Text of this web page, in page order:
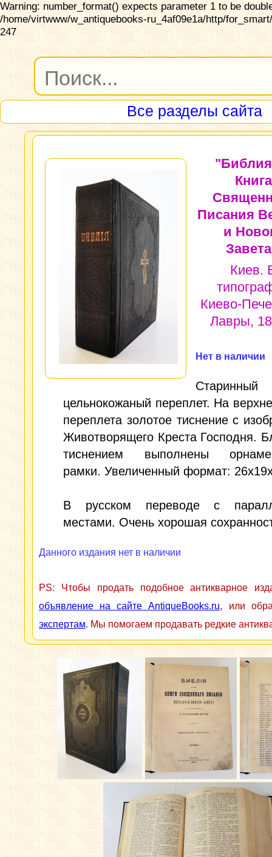
Warning: number_format() expects parameter 1 to be
/home/virtwww/w_antiquebooks-ru_4af09e1a/http/
247
Все разделы сайта
Книга
Писания
и
Киев.
Киево-
Лавры,
Нет в наличии
Старинный
цельнокожаный переплет. На
переплета золотое тиснение с
Животворящего Креста Господня.
тиснением выполнены
рамки. Увеличенный формат:
В русском переводе с
местами. Очень хорошая
Данного издания нет в наличии
PS: Чтобы продать подобное антикварное
объявление на сайте AntiqueBooks.ru, или
экспертам. Мы помогаем продавать редкие